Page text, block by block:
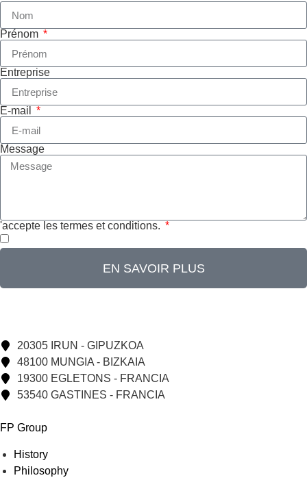
Prénom
Entreprise
E-mail
Message
'accepte les termes et conditions.
EN SAVOIR PLUS
20305 IRUN - GIPUZKOA
48100 MUNGIA - BIZKAIA
19300 EGLETONS - FRANCIA
53540 GASTINES - FRANCIA
FP Group
History
Philosophy